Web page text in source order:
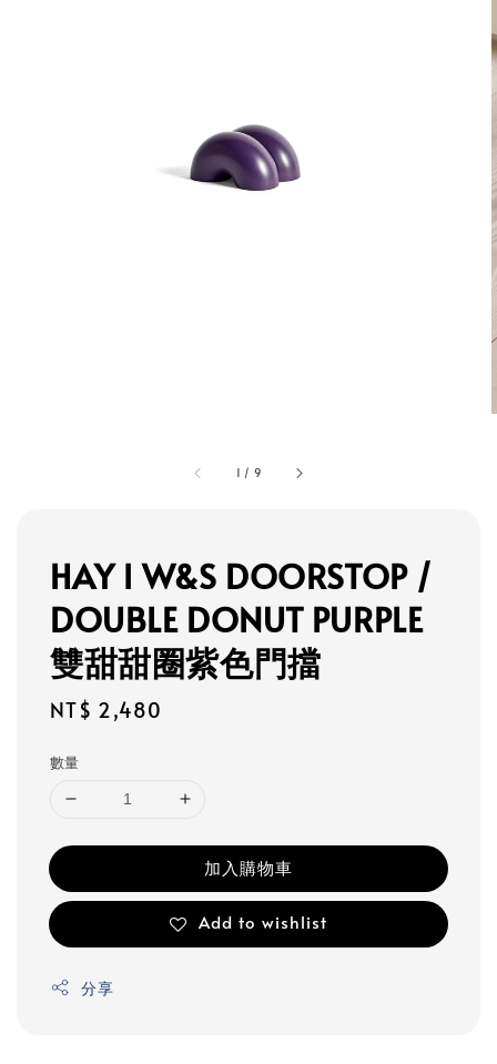
1 / 9
HAY l W&S DOORSTOP /
DOUBLE DONUT PURPLE
雙甜甜圈紫色門擋
Regular
NT$ 2,480
數量
加入購物車
Add to wishlist
分享